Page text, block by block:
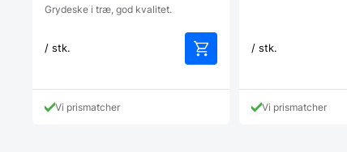
Grydeske i træ, god kvalitet.
/ stk.
Vi prismatcher
/ stk.
Vi prismatcher